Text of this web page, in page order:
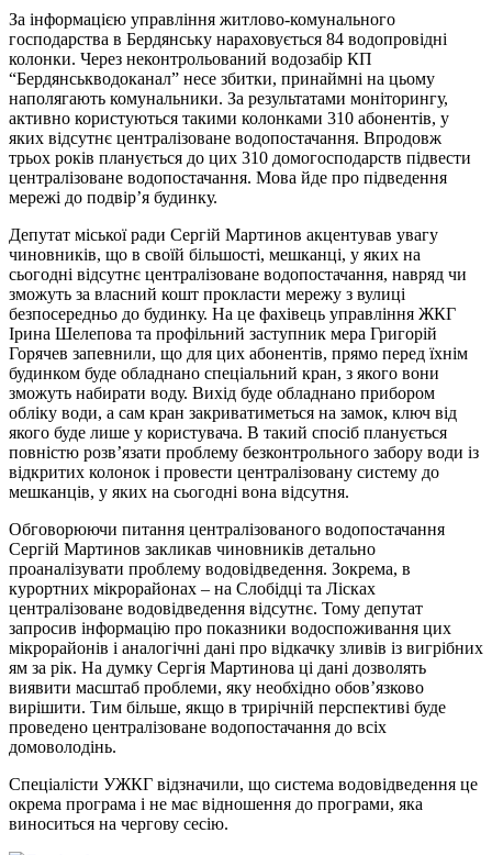
За інформацією управління житлово-комунального
господарства в Бердянську нараховується 84 водопровідні
колонки. Через неконтрольований водозабір КП
“Бердянськводоканал” несе збитки, принаймні на цьому
наполягають комунальники. За результатами моніторингу,
активно користуються такими колонками 310 абонентів, у
яких відсутнє централізоване водопостачання. Впродовж
трьох років планується до цих 310 домогосподарств підвести
централізоване водопостачання. Мова йде про підведення
мережі до подвір’я будинку.
Депутат міської ради Сергій Мартинов акцентував увагу
чиновників, що в своїй більшості, мешканці, у яких на
сьогодні відсутнє централізоване водопостачання, навряд чи
зможуть за власний кошт прокласти мережу з вулиці
безпосередньо до будинку. На це фахівець управління ЖКГ
Ірина Шелепова та профільний заступник мера Григорій
Горячев запевнили, що для цих абонентів, прямо перед їхнім
будинком буде обладнано спеціальний кран, з якого вони
зможуть набирати воду. Вихід буде обладнано прибором
обліку води, а сам кран закриватиметься на замок, ключ від
якого буде лише у користувача. В такий спосіб планується
повністю розв’язати проблему безконтрольного забору води із
відкритих колонок і провести централізовану систему до
мешканців, у яких на сьогодні вона відсутня.
Обговорюючи питання централізованого водопостачання
Сергій Мартинов закликав чиновників детально
проаналізувати проблему водовідведення. Зокрема, в
курортних мікрорайонах – на Слобідці та Лісках
централізоване водовідведення відсутнє. Тому депутат
запросив інформацію про показники водоспоживання цих
мікрорайонів і аналогічні дані про відкачку зливів із вигрібних
ям за рік. На думку Сергія Мартинова ці дані дозволять
виявити масштаб проблеми, яку необхідно обов’язково
вирішити. Тим більше, якщо в трирічній перспективі буде
проведено централізоване водопостачання до всіх
домоволодінь.
Спеціалісти УЖКГ відзначили, що система водовідведення це
окрема програма і не має відношення до програми, яка
виноситься на чергову сесію.